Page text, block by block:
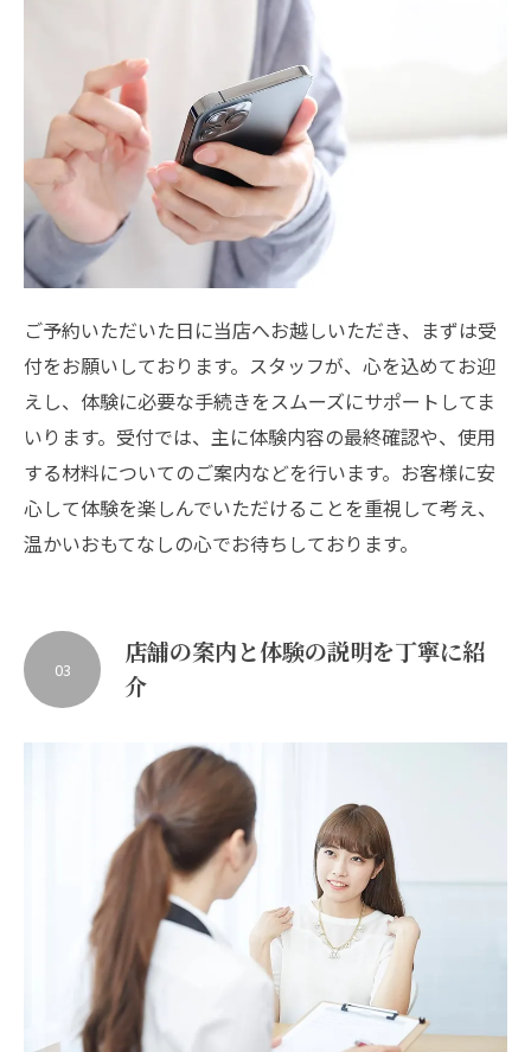
ご予約いただいた日に当店へお越しいただき、まずは受
付をお願いしております。スタッフが、心を込めてお迎
えし、体験に必要な手続きをスムーズにサポートしてま
いります。受付では、主に体験内容の最終確認や、使用
する材料についてのご案内などを行います。お客様に安
心して体験を楽しんでいただけることを重視して考え、
温かいおもてなしの心でお待ちしております。
店舗の案内と体験の説明を丁寧に紹
介
03